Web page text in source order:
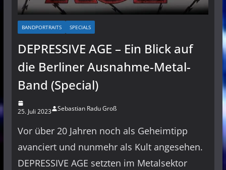
BANDPORTRAITS SPECIALS
DEPRESSIVE AGE – Ein Blick auf
die Berliner Ausnahme-Metal-
Band (Special)
25. Juli 2023 Sebastian Radu Groß
Vor über 20 Jahren noch als Geheimtipp
avanciert und nunmehr als Kult angesehen.
DEPRESSIVE AGE setzten im Metalsektor